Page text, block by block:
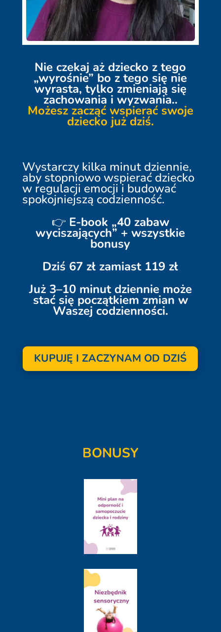
Nie czekaj aż dziecko z tego
„wyrośnie” bo z tego się nie
wyrasta, tylko zmieniają się
zachowania i wyzwania..
Możesz zacząć wspierać swoje
dziecko już dziś.
Wystarczy kilka minut dziennie,
aby stopniowo wspierać dziecko
w regulacji emocji i budować
spokojniejszą codzienność.
👉 E-book „40 zabaw
wyciszających” + wszystkie
bonusy
Dziś 67 zł zamiast 119 zł
Już 3–10 minut dziennie może
stać się początkiem zmian w
Waszej codzienności.
KUPUJĘ I ZACZYNAM OD DZIŚ
BONUSY